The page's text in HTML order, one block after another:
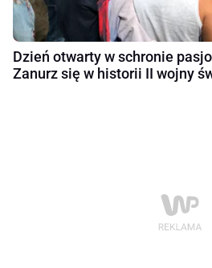
Dzień otwarty w schronie
Zanurz się w historii II wojny